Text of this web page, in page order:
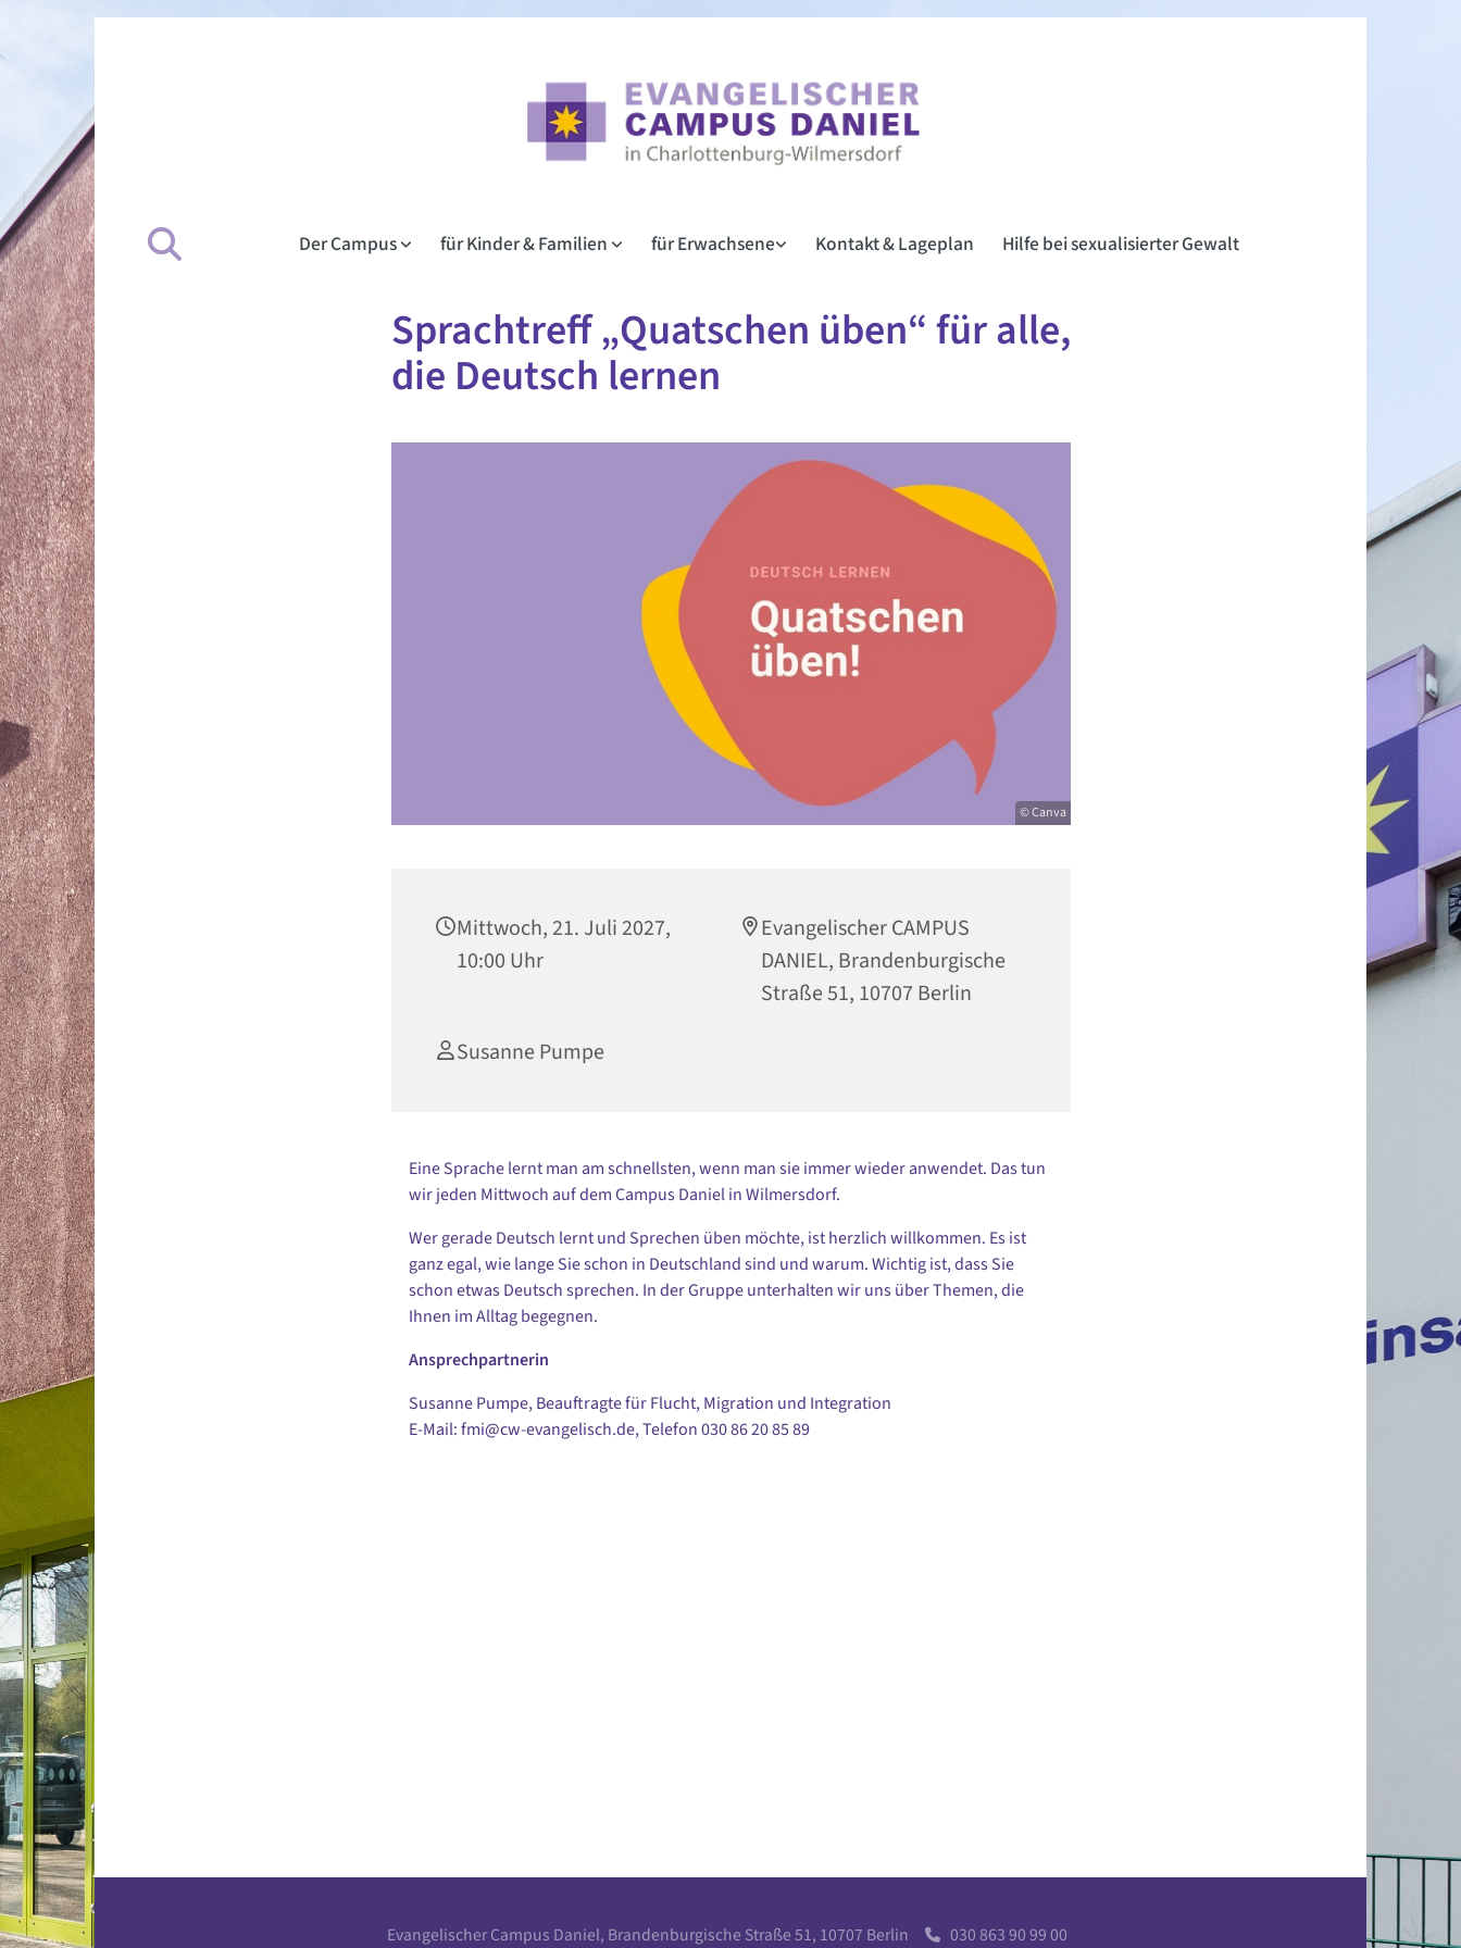
Der Campus für Kinder & Familien für Erwachsene Kontakt & Lageplan Hilfe bei sexualisierter Gewalt
Sprachtreff „Quatschen üben“ für alle,
die Deutsch lernen
© Canva
Mittwoch, 21. Juli 2027,
10:00 Uhr
Evangelischer CAMPUS
DANIEL, Brandenburgische
Straße 51, 10707 Berlin
Susanne Pumpe
Eine Sprache lernt man am schnellsten, wenn man sie immer wieder anwendet. Das tun
wir jeden Mittwoch auf dem Campus Daniel in Wilmersdorf.
Wer gerade Deutsch lernt und Sprechen üben möchte, ist herzlich willkommen. Es ist
ganz egal, wie lange Sie schon in Deutschland sind und warum. Wichtig ist, dass Sie
schon etwas Deutsch sprechen. In der Gruppe unterhalten wir uns über Themen, die
Ihnen im Alltag begegnen.
Ansprechpartnerin
Susanne Pumpe, Beauftragte für Flucht, Migration und Integration
E-Mail: fmi@cw-evangelisch.de, Telefon030 86 20 85 89
Evangelischer Campus Daniel, Brandenburgische Straße 51, 10707 Berlin 
030 863 90 99 00